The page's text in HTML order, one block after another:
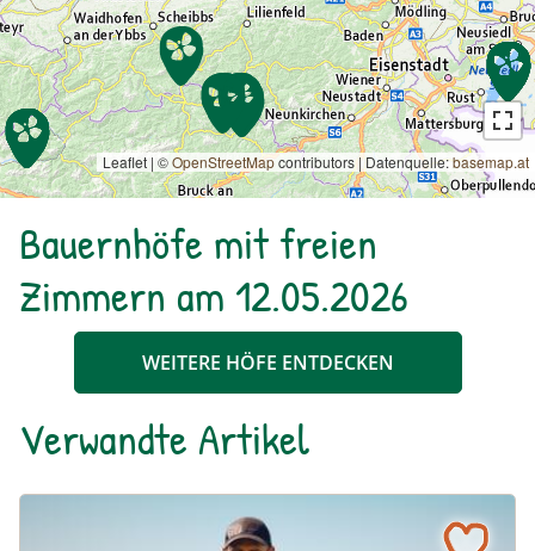
Leaflet | ©OpenStreetMapcontributors | Datenquelle:basemap.at
Bauernhöfe mit freien
Zimmern am 12.05.2026
WEITERE HÖFE ENTDECKEN
Verwandte Artikel
“Unsere Betriebe stehen mit dem Rücken zur Wand” –